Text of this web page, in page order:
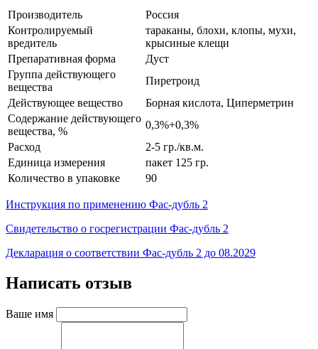
Производитель
Россия
Контролируемый
вредитель
тараканы, блохи, клопы, мухи,
крысиные клещи
Препаративная форма
Дуст
Группа действующего
вещества
Пиретроид
Действующее вещество
Борная кислота, Циперметрин
Содержание действующего
вещества, %
0,3%+0,3%
Расход
2-5 гр./кв.м.
Единица измерения
пакет 125 гр.
Количество в упаковке
90
Инструкция по применению Фас-дубль 2
Свидетельство о госрегистрации Фас-дубль 2
Декларация о соответствии Фас-дубль 2 до 08.2029
Написать отзыв
Ваше имя